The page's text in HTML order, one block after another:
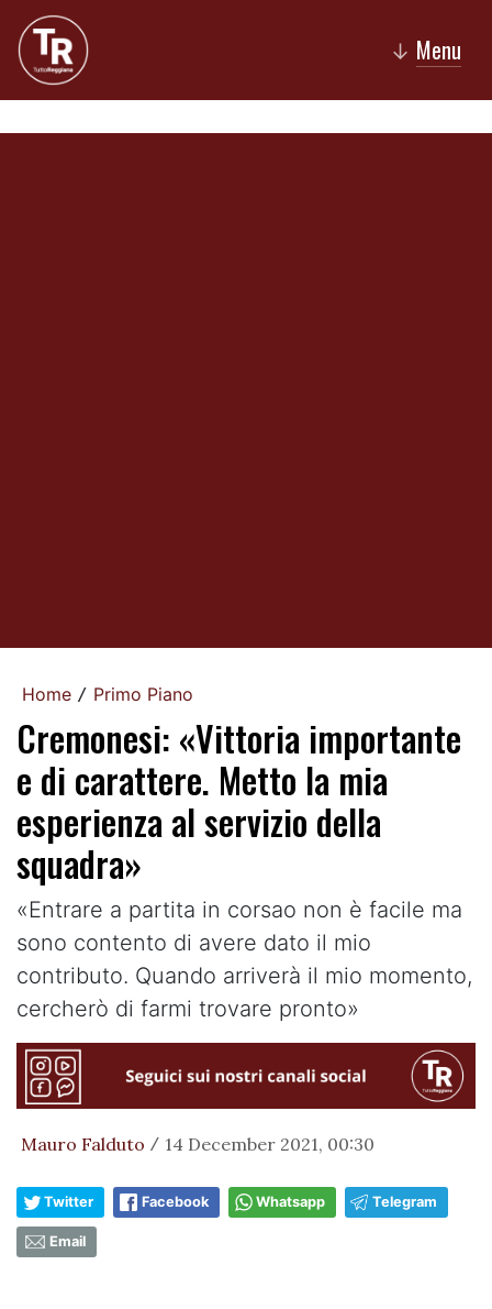
↓ Menu
Home / Primo Piano
Cremonesi: «Vittoria importante
e di carattere. Metto la mia
esperienza al servizio della
squadra»
«Entrare a partita in corsao non è facile ma
sono contento di avere dato il mio
contributo. Quando arriverà il mio momento,
cercherò di farmi trovare pronto»
Mauro Falduto / 14 December 2021, 00:30
Twitter Facebook Whatsapp Telegram
Email